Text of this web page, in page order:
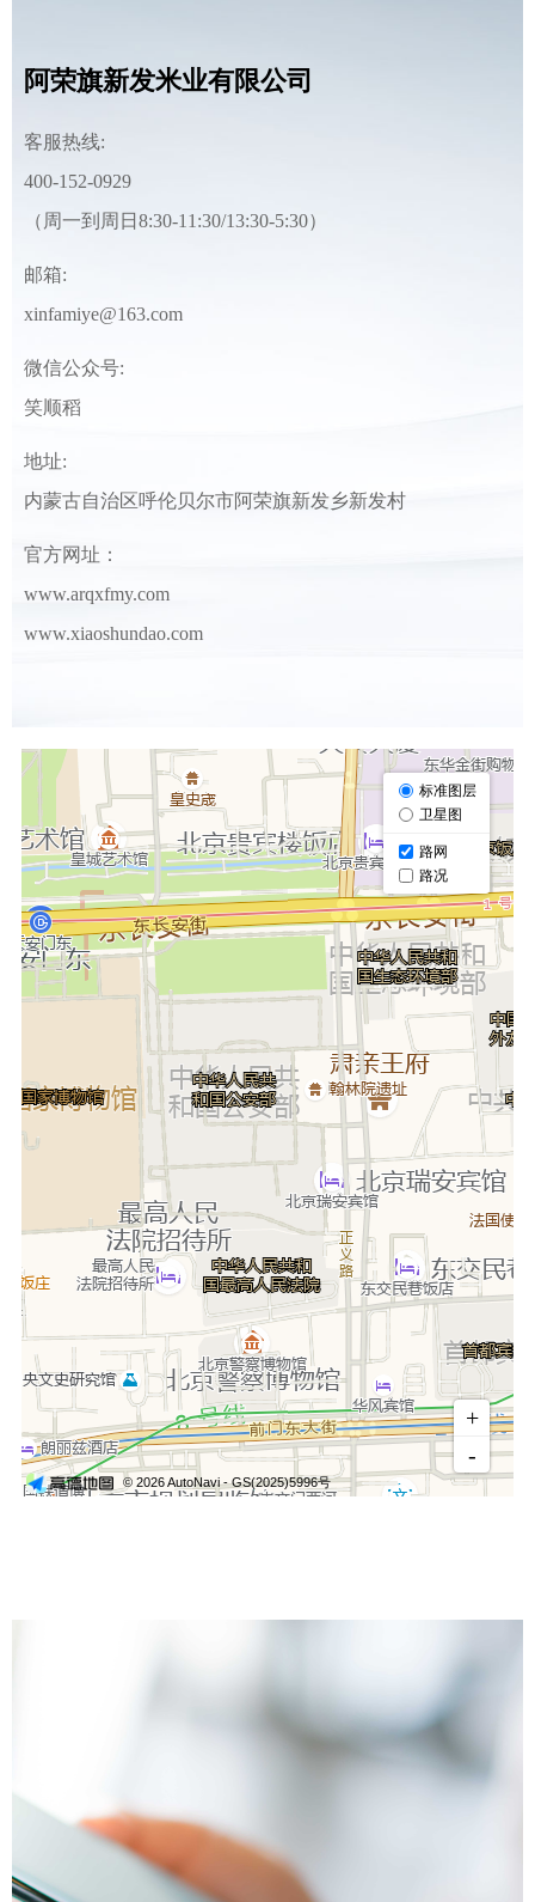
阿荣旗新发米业有限公司
客服热线:
400-152-0929
（周一到周日8:30-11:30/13:30-5:30）
邮箱:
xinfamiye@163.com
微信公众号:
笑顺稻
地址:
内蒙古自治区呼伦贝尔市阿荣旗新发乡新发村
官方网址：
www.arqxfmy.com
www.xiaoshundao.com